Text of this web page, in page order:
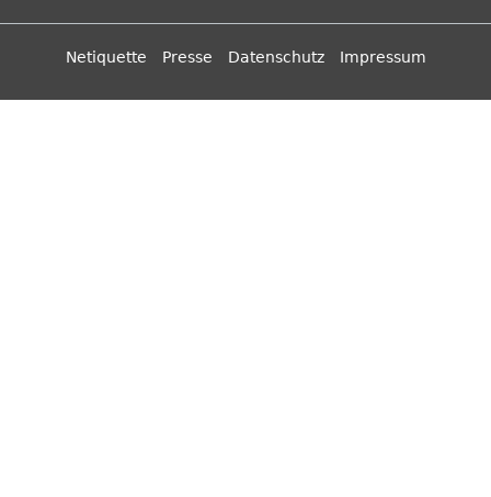
Netiquette Presse Datenschutz Impressum